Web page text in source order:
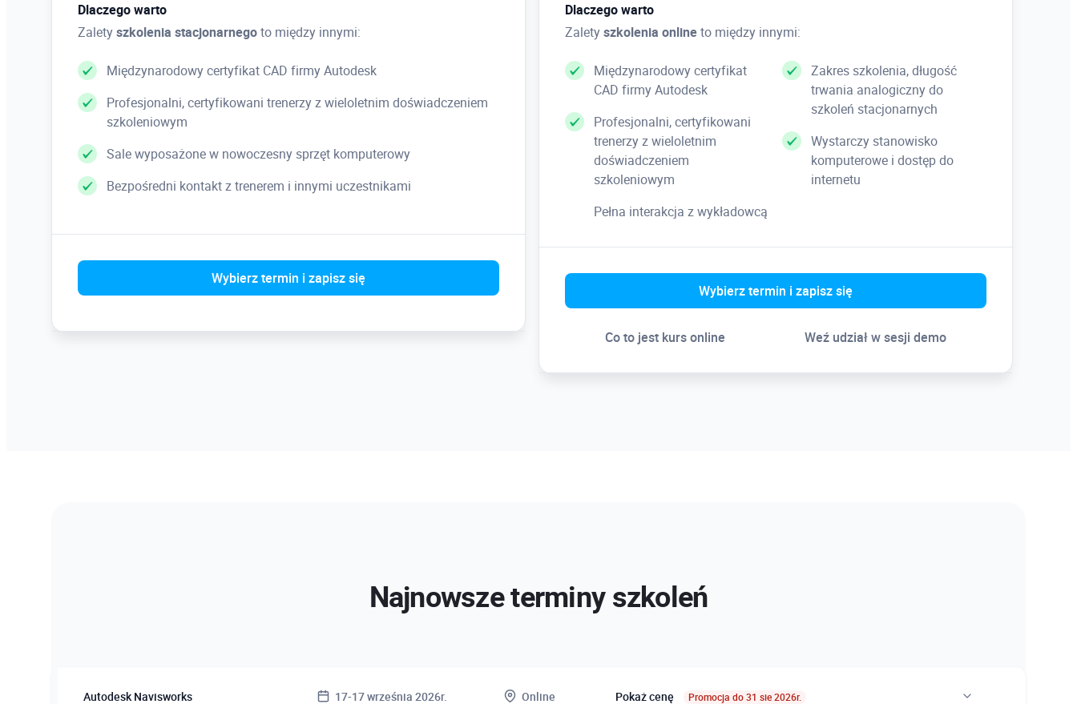
• Synchronizacja danych z modelem Revitowym
• Generowanie zestawienia
Dlaczego warto
Zaletyszkolenia stacjonarnegoto między innymi:
Międzynarodowy certyfikat CAD firmy Autodesk
Profesjonalni, certyfikowani trenerzy z wieloletnim doświadczeniem
szkoleniowym
Sale wyposażone w nowoczesny sprzęt komputerowy
Bezpośredni kontakt z trenerem i innymi uczestnikami
Wybierz termin i zapisz się
Dlaczego warto
Zaletyszkolenia onlineto między innymi:
Międzynarodowy certyfikat
CAD firmy Autodesk
Profesjonalni, certyfikowani
trenerzy z wieloletnim
doświadczeniem
szkoleniowym
Pełna interakcja z wykładowcą
Zakres szkolenia, długość
trwania analogiczny do
szkoleń stacjonarnych
Wystarczy stanowisko
komputerowe i dostęp do
internetu
Wybierz termin i zapisz się
Co to jest kurs online Weź udział w sesji demo
Najnowsze terminy szkoleń
Autodesk Navisworks 17-17 września 2026r. Online Pokaż cenę Promocja do 31 sie 2026r.